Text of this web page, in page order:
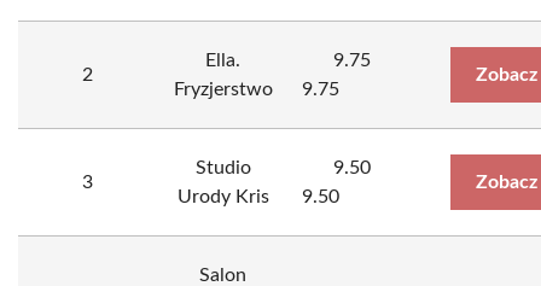
2
Ella.
Fryzjerstwo
9.75
9.75
3
Studio
Urody Kris
9.50
9.50
Salon